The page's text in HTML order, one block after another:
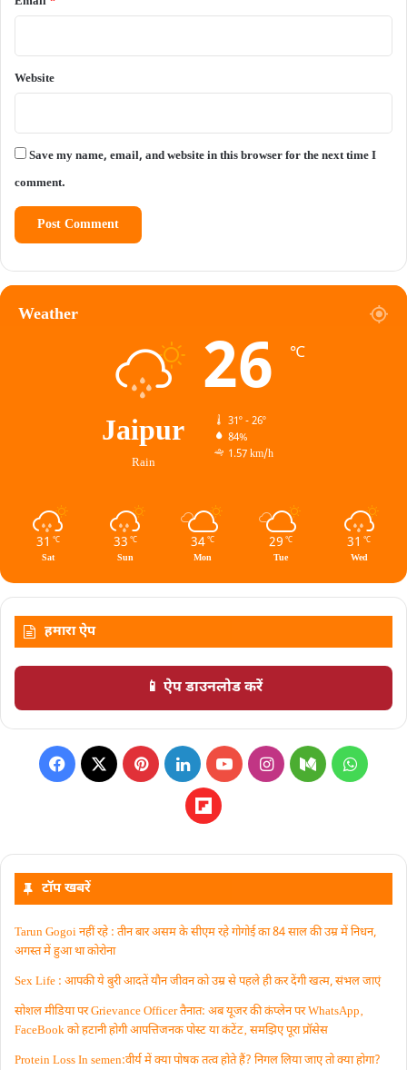
Website
Save my name, email, and website in this browser for the next time I
comment.
Weather
Jaipur
Rain
26 ℃
31º - 26º
84%
1.57 km/h
31 ℃
Sat
33 ℃
Sun
34 ℃
Mon
29 ℃
Tue
31 ℃
Wed
हमारा ऐप
📱 ऐप डाउनलोड करें
टॉप खबरें
Tarun Gogoi नहीं रहे : तीन बार असम के सीएम रहे गोगोई का 84 साल की उम्र में निधन,
अगस्त में हुआ था कोरोना
Sex Life : आपकी ये बुरी आदतें याैन जीवन को उम्र से पहले ही कर देंगी खत्म, संभल जाएं
सोशल मीडिया पर Grievance Officer तैनात: अब यूजर की कंप्लेन पर WhatsApp‚
FaceBook को हटानी होगी आपत्तिजनक पोस्ट या कंटेंट‚ समझिए पूरा प्रॉसेस
Protein Loss In semen:वीर्य में क्या पोषक तत्व होते हैं? निगल लिया जाए तो क्या होगा?